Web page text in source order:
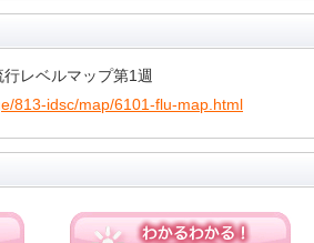
レベルマップ第1週
813-idsc/map/6101-flu-map.html